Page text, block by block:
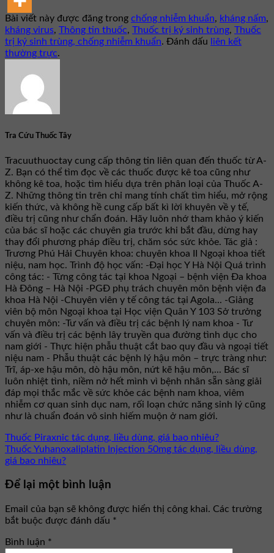
Bài viết này được đăng trong chống nhiễm khuẩn, kháng nấm,
kháng virus, Thông tin thuốc, Thuốc trị ký sinh trùng, Thuốc
trị ký sinh trùng, chống nhiễm khuẩn. Đánh dấu
liên kết
thường trực.
Tra Cứu Thuốc Tây
Tracuuthuoctay cung cấp thông tin liên quan đến thuốc từ A-
Z. Bạn có thể tìm đọc về các thuốc được kê toa cũng như
không kê toa, hoặc tìm hiểu dựa trên phân loại của Thuốc A-
Z. Những thông tin trên chỉ mang tính chất tìm hiểu, mở rộng
kiến thức, và không hề cung cấp bất kì lời khuyên về y tế,
điều trị cũng như chẩn đoán. Hãy luôn nhớ tham khảo ý kiến
của bác sĩ hoặc các chuyên gia trước khi bắt đầu, dừng hay
thay đổi phương pháp điều trị, chăm sóc sức khỏe. Tác giả :
Trương Phú Hải Chuyên khoa: chuyên khoa II Ngoại khoa tiết
niệu, nam học. Trình độ học vấn: -Đại học Y Hà Nội Quá trình
công tác: - Từng công tác tại khoa Ngoại – bệnh viện Đa khoa
Hà Đông – Hà Nội -PGĐ phụ trách chuyên môn bệnh viện đa
khoa Hà Nội -Chuyên viên y tế công tác tại Agola... -Giảng
viên bộ môn Ngoại khoa tại Học viện Quân Y 103 Sở trưởng
chuyên môn: -Tư vấn và điều trị các bệnh lý nam khoa - Tư
vấn và điều trị các bệnh lây truyền qua đường tình dục cho
nam giới - Thực hiện phẫu thuật cắt bao quy đầu và ngoại tiết
niệu nam - Phẫu thuật các bệnh lý hậu môn – trực tràng như:
Trĩ, áp-xe hậu môn, dò hậu môn, nứt kẽ hậu môn,... Bác sĩ
luôn nhiệt tình, niềm nở hết mình vì bệnh nhân sẵn sàng giải
đáp mọi thắc mắc về sức khỏe các bệnh nam khoa, viêm
nhiễm cơ quan sinh dục nam, rối loạn chức năng sinh lý cũng
như là chuẩn đoán vô sinh hiếm muộn ở nam giới.
Thuốc Piraxnic tác dụng, liều dùng, giá bao nhiêu?
Thuốc Yuhanoxaliplatin Injection 50mg tác dụng, liều dùng,
giá bao nhiêu?
Để lại một bình luận
Email của bạn sẽ không được hiển thị công khai. Các trường
bắt buộc được đánh dấu *
Bình luận *